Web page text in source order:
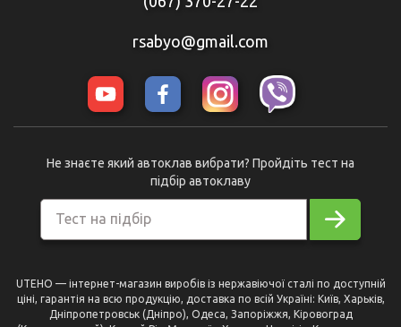
rsabyo@gmail.com
Тест на підбір
Не знаєте який автоклав вибрати? Пройдіть тест на
підбір автоклаву
UTEHO — інтернет-магазин виробів із нержавіючої сталі по доступній
ціні, гарантія на всю продукцію, доставка по всій Україні: Київ, Харьків,
Дніпропетровськ (Дніпро), Одеса, Запоріжжя, Кіровоград